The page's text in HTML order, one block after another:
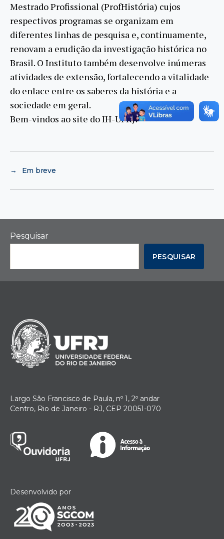
Mestrado Profissional (ProfHistória) cujos
respectivos programas se organizam em
diferentes linhas de pesquisa e, continuamente,
renovam a erudição da investigação histórica no
Brasil. O Instituto também desenvolve inúmeras
atividades de extensão, fortalecendo a vitalidade
do enlace entre os saberes da história e a
sociedade em geral.
Bem-vindos ao site do IH-UFRJ!
→ Em breve
Pesquisar
PESQUISAR
Largo São Francisco de Paula, nº 1, 2º andar
Centro, Rio de Janeiro - RJ, CEP 20051-070
Desenvolvido por